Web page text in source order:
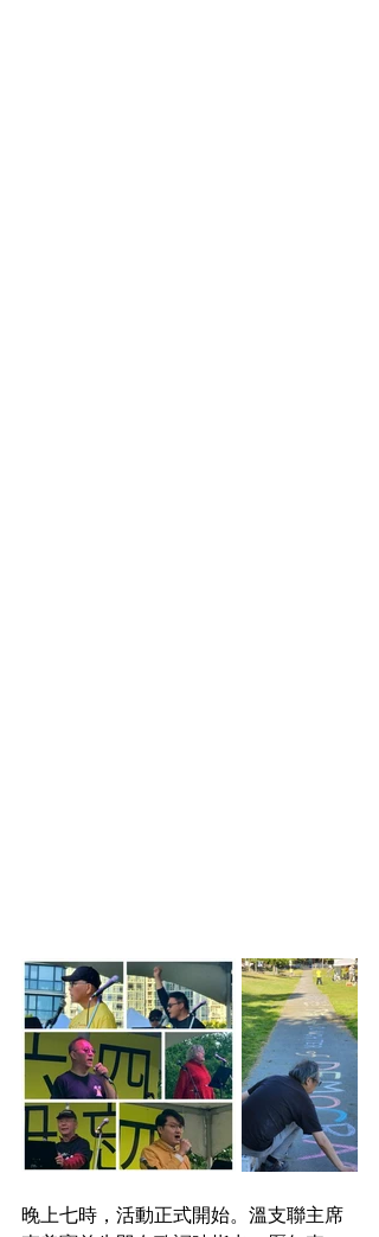
晚上七時，活動正式開始。溫支聯主席